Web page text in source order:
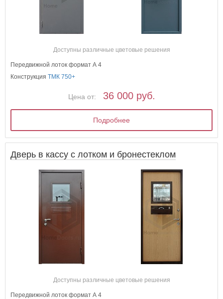
Доступны различные цветовые решения
Передвижной лоток формат А 4
КонструкцияТМК 750+
Цена от: 36 000 руб.
Подробнее
Дверь в кассу с лотком и бронестеклом
Доступны различные цветовые решения
Передвижной лоток формат А 4